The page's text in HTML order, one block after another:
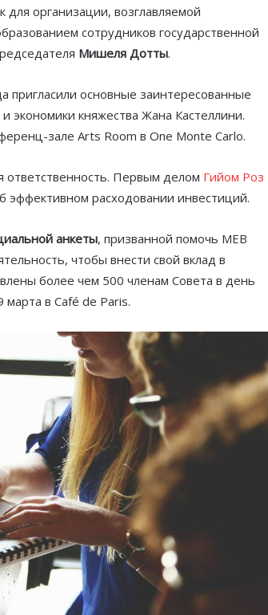
организации, возглавляемой
сотрудников государственной
Мишеля Дотты.
пригласили основные заинтересованные
экономики княжества Жана Кастеллини.
зале Arts Room в One Monte Carlo.
Первым делом Гийом Роз
эффективном расходовании инвестиций.
анкеты, призванной помочь MEB
чтобы внести свой вклад в
более чем 500 членам Совета в день
в Café de Paris.